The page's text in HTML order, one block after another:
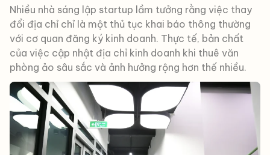
Nhiều nhà sáng lập startup lầm tưởng rằng việc thay
đổi địa chỉ chỉ là một thủ tục khai báo thông thường
với cơ quan đăng ký kinh doanh. Thực tế, bản chất
của việc cập nhật địa chỉ kinh doanh khi thuê văn
phòng ảo sâu sắc và ảnh hưởng rộng hơn thế nhiều.